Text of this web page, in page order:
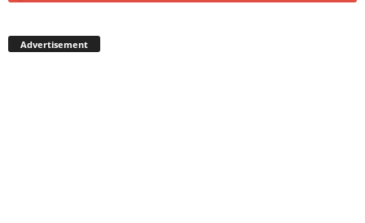
Advertisement